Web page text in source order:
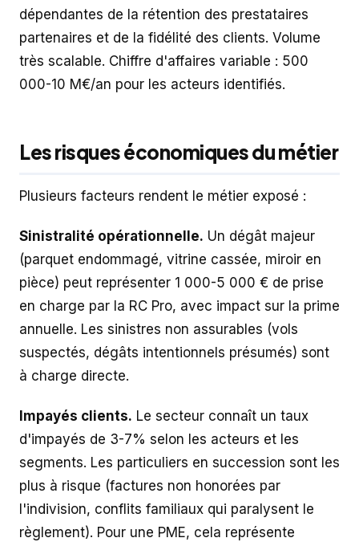
dépendantes de la rétention des prestataires
partenaires et de la fidélité des clients. Volume
très scalable. Chiffre d'affaires variable : 500
000-10 M€/an pour les acteurs identifiés.
Les risques économiques du métier
Plusieurs facteurs rendent le métier exposé :
Sinistralité opérationnelle. Un dégât majeur
(parquet endommagé, vitrine cassée, miroir en
pièce) peut représenter 1 000-5 000 € de prise
en charge par la RC Pro, avec impact sur la prime
annuelle. Les sinistres non assurables (vols
suspectés, dégâts intentionnels présumés) sont
à charge directe.
Impayés clients. Le secteur connaît un taux
d'impayés de 3-7% selon les acteurs et les
segments. Les particuliers en succession sont les
plus à risque (factures non honorées par
l'indivision, conflits familiaux qui paralysent le
règlement). Pour une PME, cela représente